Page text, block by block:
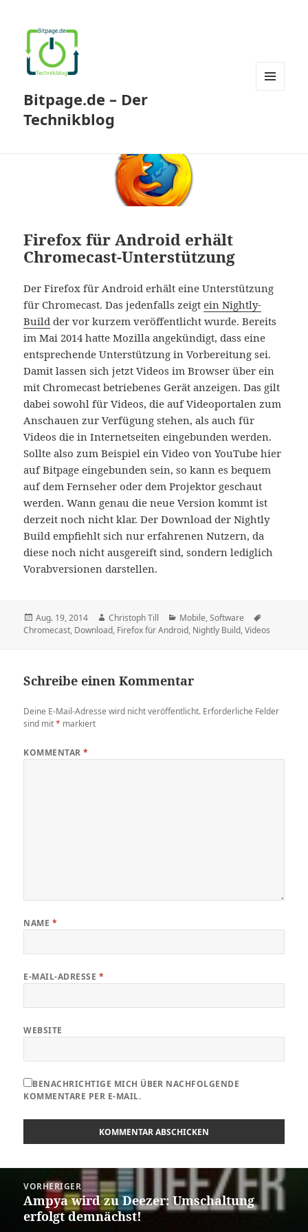
Bitpage.de – Der
Technikblog
Firefox für Android erhält
Chromecast-Unterstützung
Der Firefox für Android erhält eine Unterstützung
für Chromecast. Das jedenfalls zeigt ein Nightly-
Build der vor kurzem veröffentlicht wurde. Bereits
im Mai 2014 hatte Mozilla angekündigt, dass eine
entsprechende Unterstützung in Vorbereitung sei.
Damit lassen sich jetzt Videos im Browser über ein
mit Chromecast betriebenes Gerät anzeigen. Das gilt
dabei sowohl für Videos, die auf Videoportalen zum
Anschauen zur Verfügung stehen, als auch für
Videos die in Internetseiten eingebunden werden.
Sollte also zum Beispiel ein Video von YouTube hier
auf Bitpage eingebunden sein, so kann es bequem
auf dem Fernseher oder dem Projektor geschaut
werden. Wann genau die neue Version kommt ist
derzeit noch nicht klar. Der Download der Nightly
Build empfiehlt sich nur erfahrenen Nutzern, da
diese noch nicht ausgereift sind, sondern lediglich
Vorabversionen darstellen.
Veröffentlicht
am
Aug. 19, 2014 Autor
Christoph Till Kategorien
Mobile,Software
Chromecast, Download, Firefox für Android, Nightly Build,Videos
Schreibe einen Kommentar
Deine E-Mail-Adresse wird nicht veröffentlicht. Erforderliche Felder
sind mit* markiert
KOMMENTAR*
NAME *
E-MAIL-ADRESSE *
WEBSITE
BENACHRICHTIGE MICH ÜBER NACHFOLGENDE
KOMMENTARE PER E-MAIL.
Beitragsnavigation
VORHERIGER
Vorheriger
Beitrag:
Ampya wird zu Deezer: Umschaltung
erfolgt demnächst!